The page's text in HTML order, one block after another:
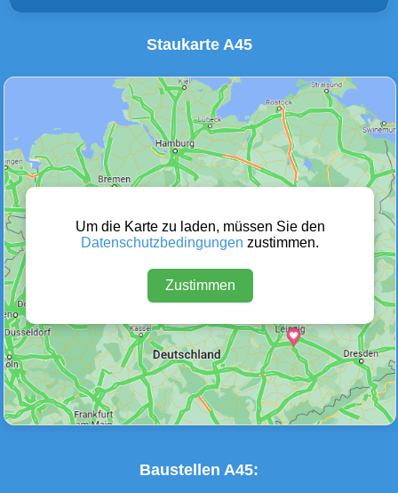
Unfälle & Warnungen Stau
(0)
Wetter Warnungen Sperrungen
Defektes Fahrzeug
Staukarte A45
Um die Karte zu laden, müssen Sie den
Datenschutzbedingungen zustimmen.
Zustimmen
Baustellen A45: